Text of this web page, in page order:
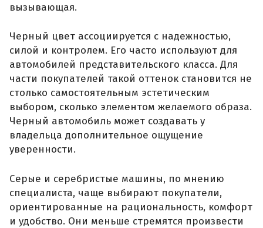
вызывающая.
Черный цвет ассоциируется с надежностью,
силой и контролем. Его часто используют для
автомобилей представительского класса. Для
части покупателей такой оттенок становится не
столько самостоятельным эстетическим
выбором, сколько элементом желаемого образа.
Черный автомобиль может создавать у
владельца дополнительное ощущение
уверенности.
Серые и серебристые машины, по мнению
специалиста, чаще выбирают покупатели,
ориентированные на рациональность, комфорт
и удобство. Они меньше стремятся произвести